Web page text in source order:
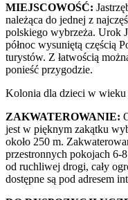
MIEJSCOWOŚĆ:
należąca do jednej z
polskiego wybrzeża. Urok
północ wysuniętą częścią
turystów. Z łatwością
ponieść przygodzie.
Kolonia dla dzieci w wieku
ZAKWATEROWANIE:
jest w pięknym zakątku
około 250 m.
przestronnych pokojach 6-
od ruchliwej drogi, cały
dostępne są pod adresem